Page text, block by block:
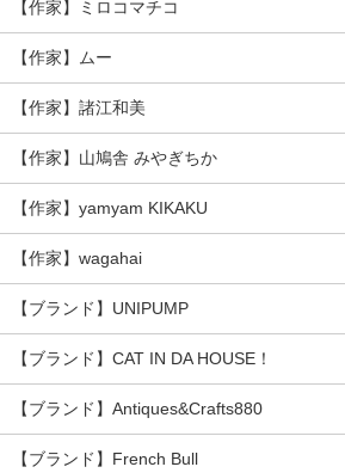
【作家】ミロコマチコ
【作家】ムー
【作家】諸江和美
【作家】山鳩舎 みやぎちか
【作家】yamyam KIKAKU
【作家】wagahai
【ブランド】UNIPUMP
【ブランド】CAT IN DA HOUSE！
【ブランド】Antiques&Crafts880
【ブランド】French Bull